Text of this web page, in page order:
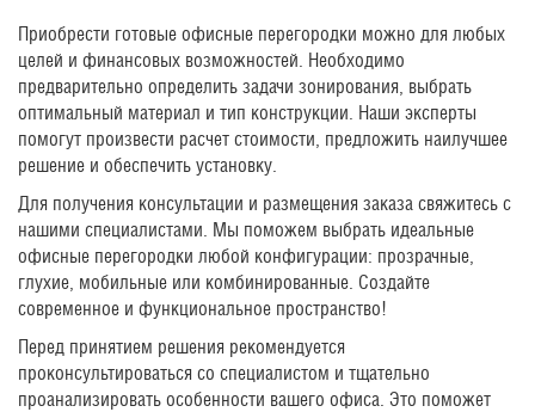
Приобрести готовые офисные перегородки можно для любых
целей и финансовых возможностей. Необходимо
предварительно определить задачи зонирования, выбрать
оптимальный материал и тип конструкции. Наши эксперты
помогут произвести расчет стоимости, предложить наилучшее
решение и обеспечить установку.
Для получения консультации и размещения заказа свяжитесь с
нашими специалистами. Мы поможем выбрать идеальные
офисные перегородки любой конфигурации: прозрачные,
глухие, мобильные или комбинированные. Создайте
современное и функциональное пространство!
Перед принятием решения рекомендуется
проконсультироваться со специалистом и тщательно
проанализировать особенности вашего офиса. Это поможет